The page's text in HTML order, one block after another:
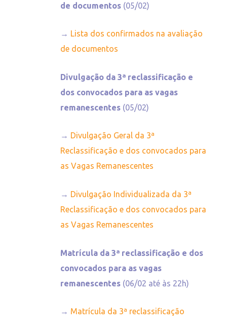
de documentos (05/02)
→ Lista dos confirmados na avaliação
de documentos
Divulgação da 3ª reclassificação e
dos convocados para as vagas
remanescentes (05/02)
→ Divulgação Geral da 3ª
Reclassificação e dos convocados para
as Vagas Remanescentes
→ Divulgação Individualizada da 3ª
Reclassificação e dos convocados para
as Vagas Remanescentes
Matrícula da 3ª reclassificação e dos
convocados para as vagas
remanescentes (06/02 até às 22h)
→ Matrícula da 3ª reclassificação